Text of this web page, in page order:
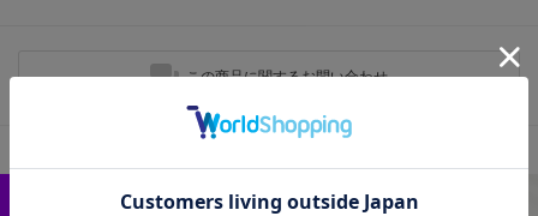
この商品に関するお問い合わせ